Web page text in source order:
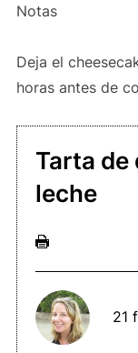
Notas
Deja el
horas antes de
Tarta de
leche
21